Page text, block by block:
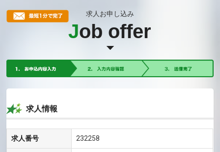
求人お申し込み
Job offer
求人情報
求人番号 232258